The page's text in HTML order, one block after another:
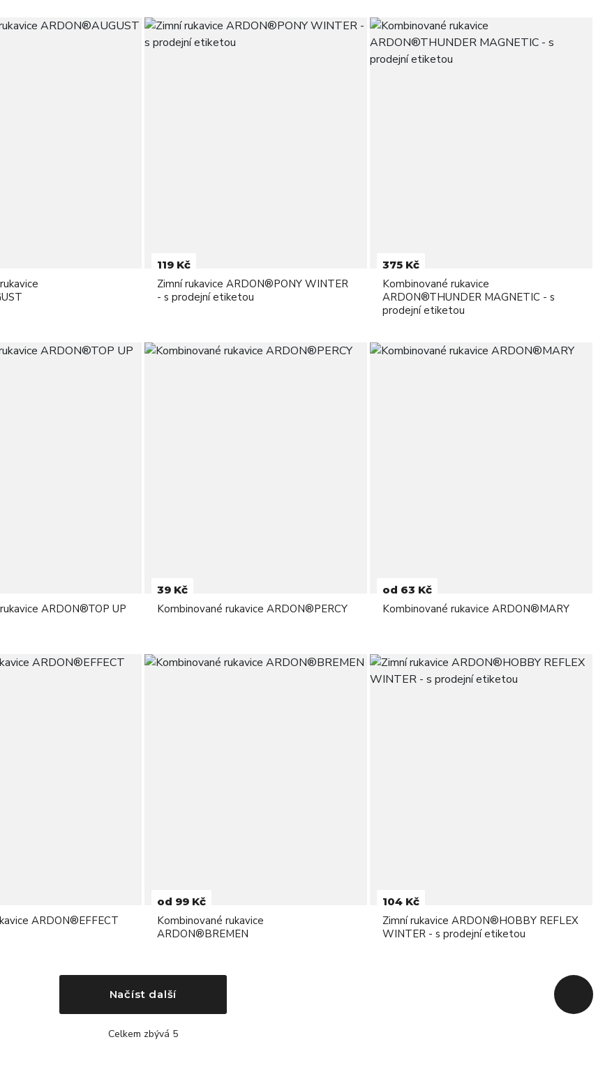
119 Kč
Zimní rukavice ARDON®PONY WINTER
- s prodejní etiketou
375 Kč
Kombinované rukavice
ARDON®THUNDER MAGNETIC - s
prodejní etiketou
ARDON®TOP UP
39 Kč
Kombinované rukavice ARDON®PERCY
od 63 Kč
Kombinované rukavice ARDON®MARY
ARDON®EFFECT
od 99 Kč
Kombinované rukavice
ARDON®BREMEN
104 Kč
Zimní rukavice ARDON®HOBBY REFLEX
WINTER - s prodejní etiketou
Načíst další
Celkem zbývá 5
Zpět na